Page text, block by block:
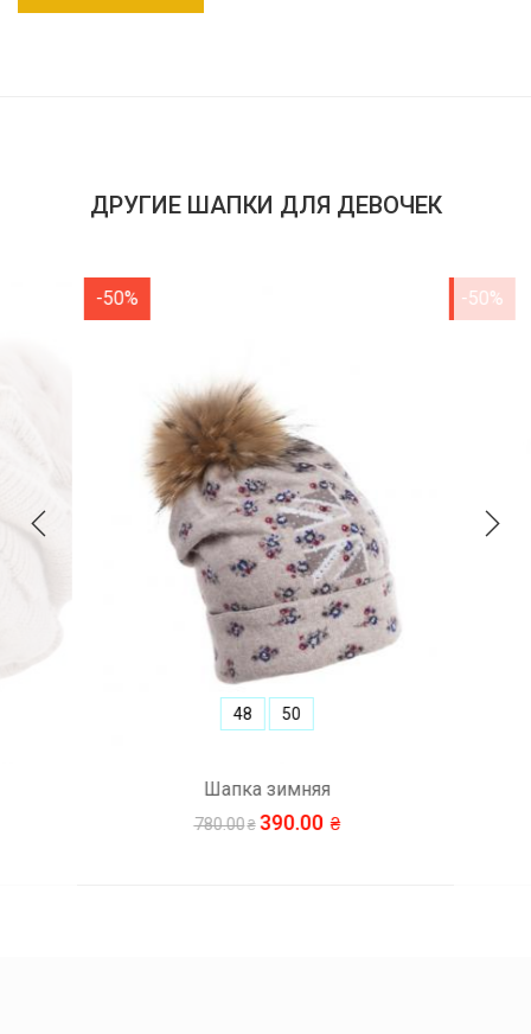
ДРУГИЕ ШАПКИ ДЛЯ ДЕВОЧЕК
-50%
Шапка зимняя
780.00 390.00
48 50
-50%